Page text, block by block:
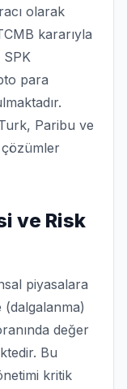
olarak
kararıyla
SPK
para
Paribu ve
ve Risk
piyasalara
(dalgalanma)
değer
Bu
kritik